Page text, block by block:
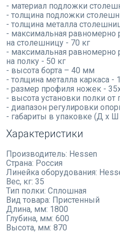
- материал подложки
- толщина подложки
- толщина металла
- максимальная равномерно
на столешницу - 70 кг
- максимальная равномерно
на полку - 50 кг
- высота борта – 40 мм
- толщина металла каркаса -
- размер профиля ножек -
- высота установки полки
- диапазон регулировки
- габариты в упаковке (Д х
Характеристики
Производитель: Hessen
Страна: Россия
Линейка оборудования:
Вес, кг: 35
Тип полки: Сплошная
Вид товара: Пристенный
Длина, мм: 1800
Глубина, мм: 600
Высота, мм: 870